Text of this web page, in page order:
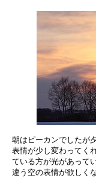
朝はピーカンでしたが
表情が少し変わってく
ている方が光があって
違う空の表情が欲しく